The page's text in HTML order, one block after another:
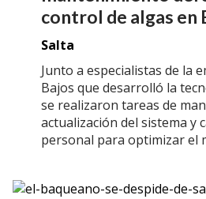
control de algas en
Salta
Junto a especialistas de la
Bajos que desarrolló la
se realizaron tareas de
actualización del sistema y
personal para optimizar el